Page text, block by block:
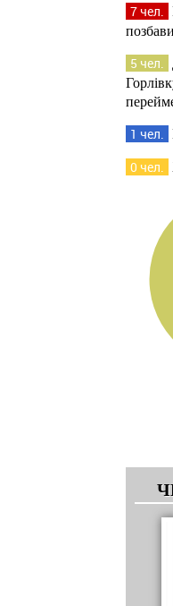
7 чел.
5 чел.
1 чел.
0 чел.